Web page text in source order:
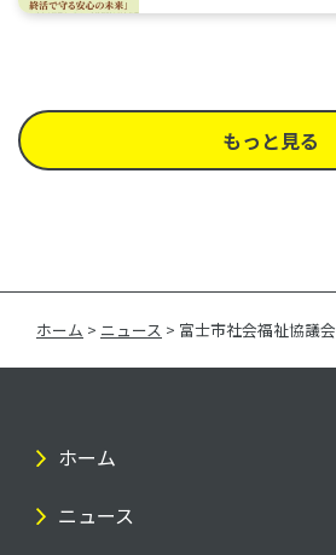
もっと見る
ナ
ビ
ー
シ
ホーム > ニュース > 富士市社会福祉協議会
ホーム
ニュース